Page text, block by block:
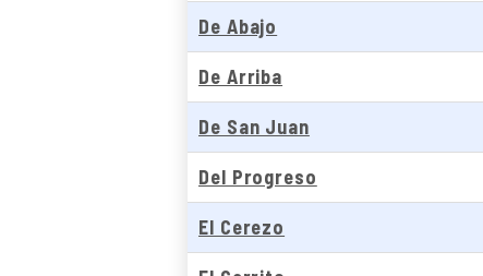
De Abajo
De Arriba
De San Juan
Del Progreso
El Cerezo